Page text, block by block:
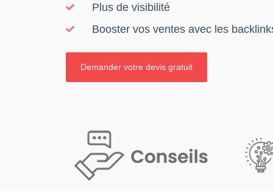
Plus de visibilité
Booster vos ventes avec les
Demander votre devis gratuit